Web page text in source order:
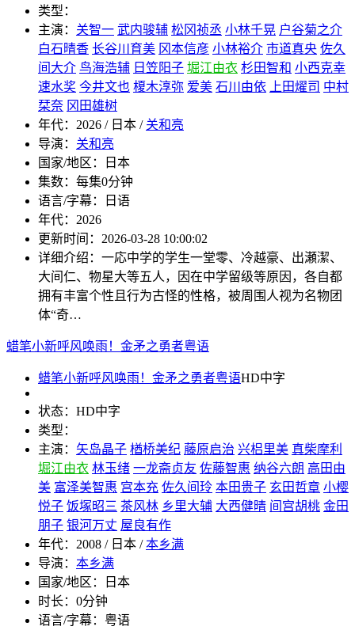
类型：
主演： 关智一 武内骏辅 松冈祯丞 小林千晃 户谷菊之介
白石晴香 长谷川育美 冈本信彦 小林裕介 市道真央 佐久
间大介 鸟海浩辅 日笠阳子 堀江由衣 杉田智和 小西克幸
速水奖 今井文也 榎木淳弥 爱美 石川由依 上田燿司 中村
栞奈 冈田雄树
年代： 2026 / 日本 / 关和亮
导演： 关和亮
国家/地区：
日本
集数： 每集0分钟
语言/字幕：
日语
年代： 2026
更新时间： 2026-03-28 10:00:02
详细介绍： 一応中学的学生一堂零、冷越豪、出瀬潔、
大间仁、物星大等五人，因在中学留级等原因，各自都
拥有丰富个性且行为古怪的性格，被周围人视为名物团
体“奇…
蜡笔小新呼风唤雨！金矛之勇者粤语
蜡笔小新呼风唤雨！金矛之勇者粤语HD中字
状态： HD中字
类型：
主演： 矢岛晶子 楢桥美纪 藤原启治 兴梠里美 真柴摩利
堀江由衣 林玉绪 一龙斋贞友 佐藤智惠 纳谷六朗 高田由
美 富泽美智惠 宫本充 佐久间玲 本田贵子 玄田哲章 小樱
悦子 饭塚昭三 茶风林 乡里大辅 大西健晴 间宫胡桃 金田
朋子 银河万丈 屋良有作
年代： 2008 / 日本 /本乡满
导演： 本乡满
国家/地区：
日本
时长： 0分钟
语言/字幕： 粤语